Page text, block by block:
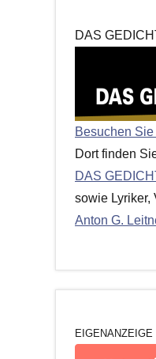
DAS
Besuchen
Dort finden
DAS
sowie Lyriker,
Anton G.
EIGENANZEIGE